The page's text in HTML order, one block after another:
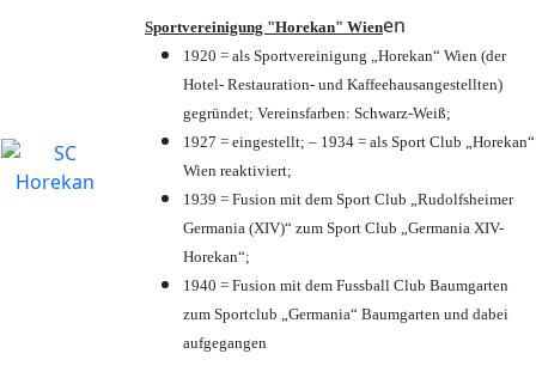
Sportvereinigung "Horekan" Wienen
1920 = als Sportvereinigung „Horekan“ Wien (der
Hotel- Restauration- und Kaffeehausangestellten)
gegründet; Vereinsfarben: Schwarz-Weiß;
1927 = eingestellt; – 1934 = als Sport Club „Horekan“
Wien reaktiviert;
1939 = Fusion mit dem Sport Club „Rudolfsheimer
Germania (XIV)“ zum Sport Club „Germania XIV-
Horekan“;
1940 = Fusion mit dem Fussball Club Baumgarten
zum Sportclub „Germania“ Baumgarten und dabei
aufgegangen